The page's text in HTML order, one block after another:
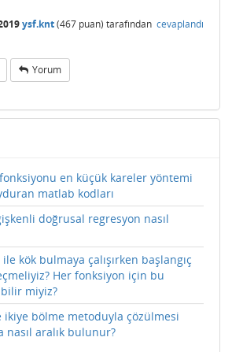
ysf.knt(467 puan) tarafından cevaplandı
Yorum
en küçük kareler yöntemi
matlab kodları
doğrusal regresyon nasıl
kök bulmaya çalışırken başlangıç
Her fonksiyon için bu
miyiz?
bölme metoduyla çözülmesi
aralık bulunur?